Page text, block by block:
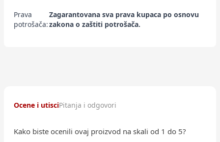
Prava
potrošača:
Zagarantovana sva prava kupaca po osnovu
zakona o zaštiti potrošača.
Ocene i utisciPitanja i odgovori
Kako biste ocenili ovaj proizvod na skali od 1 do 5?